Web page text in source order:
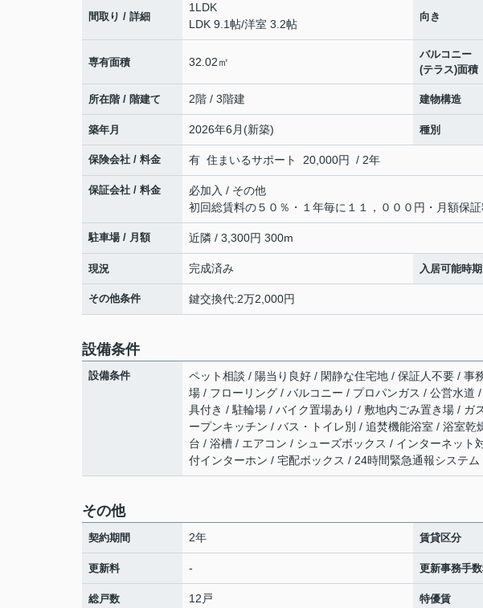
間取り / 詳細
1LDK
LDK 9.1帖/洋室 3.2帖
向き
専有面積 32.02㎡
バルコニー
(テラス)面積
所在階 / 階建て 2階 / 3階建 建物構造
築年月 2026年6月(新築) 種別
保険会社 / 料金 有 住まいるサポート 20,000円 / 2年
保証会社 / 料金
必加入 / その他
初回総賃料の５０％・１年毎に１１，０００円・月額保
駐車場 / 月額 近隣 / 3,300円 300m
現況 完成済み 入居可能時期
その他条件 鍵交換代:2万2,000円
設備条件
設備条件
ペット相談 / 陽当り良好 / 閑静な住宅地 / 保証人不要 / 事
場 / フローリング / バルコニー / プロパンガス / 公営水道
具付き / 駐輪場 / バイク置場あり / 敷地内ごみ置き場 / ガ
ープンキッチン / バス・トイレ別 / 追焚機能浴室 / 浴室
台 / 浴槽 / エアコン / シューズボックス / インターネット
付インターホン / 宅配ボックス / 24時間緊急通報システム
その他
契約期間 2年 賃貸区分
更新料 - 更新事務手
総戸数 12戸 特優賃